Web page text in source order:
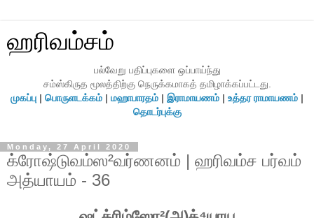
ஹரிவம்சம்
பல்வேறு பதிப்புகளை ஒப்பாய்ந்து
சம்ஸ்கிருத மூலத்திற்கு நெருக்கமாகத் தமிழாக்கப்பட்டது.
முகப்பு | பொருளடக்கம் | மஹாபாரதம் | இராமாயணம் | உத்தர ராமாயணம் |
தொடர்புக்கு
Monday, 27 April 2020
க்ரோஷ்டுவம்ஸ²வர்ணனம் | ஹரிவம்ச பர்வம்
அத்யாயம் - 36